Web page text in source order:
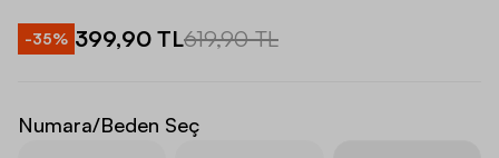
-35% 399,90 TL619,90 TL
Numara/Beden Seç